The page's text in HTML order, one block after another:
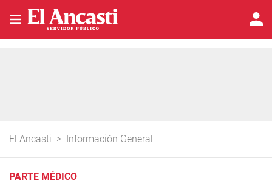
El Ancasti > Información General
PARTE MÉDICO